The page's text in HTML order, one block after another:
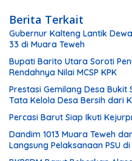
Berita Terkait
Gubernur Kalteng Lantik
33 di Muara Teweh
Bupati Barito Utara Soroti
Rendahnya Nilai MCSP KPK
Prestasi Gemilang Desa
Tata Kelola Desa Bersih dari
Percasi Barut Siap Ikuti
Dandim 1013 Muara Teweh
Langsung Pelaksanaan PSU